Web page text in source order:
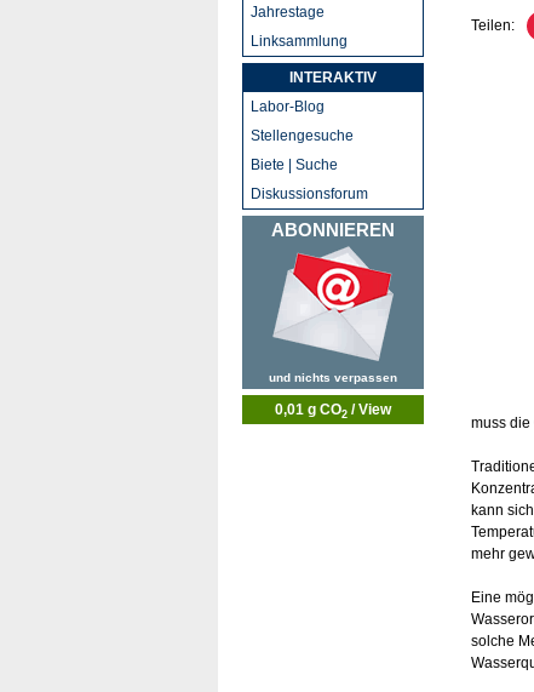
Teilen:
muss die
kann
mehr
Eine
solche
Jahrestage
Linksammlung
INTERAKTIV
Labor-Blog
Stellengesuche
Biete | Suche
Diskussionsforum
ABONNIEREN
und nichts verpassen
0,01 g CO2 / View